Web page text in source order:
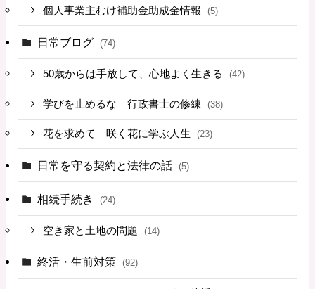
個人事業主むけ補助金助成金情報 (5)
日常ブログ (74)
50歳からは手放して、心地よく生きる (42)
学びを止めるな 行政書士の修練 (38)
花を求めて 咲く花に学ぶ人生 (23)
日常を守る契約と法律の話 (5)
相続手続き (24)
空き家と土地の問題 (14)
終活・生前対策 (92)